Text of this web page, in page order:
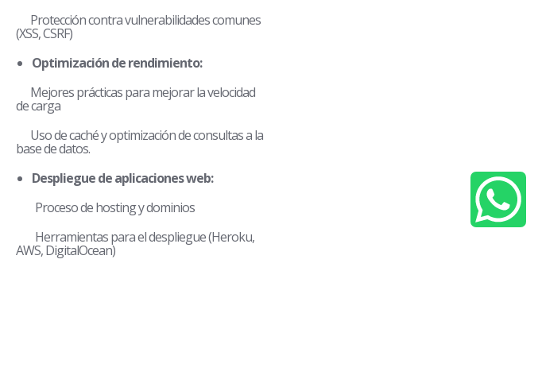
Protección contra vulnerabilidades comunes
(XSS, CSRF)
Optimización de rendimiento:
Mejores prácticas para mejorar la velocidad
de carga
Uso de caché y optimización de consultas a la
base de datos.
Despliegue de aplicaciones web:
Proceso de hosting y dominios
Herramientas para el despliegue (Heroku,
AWS, DigitalOcean)